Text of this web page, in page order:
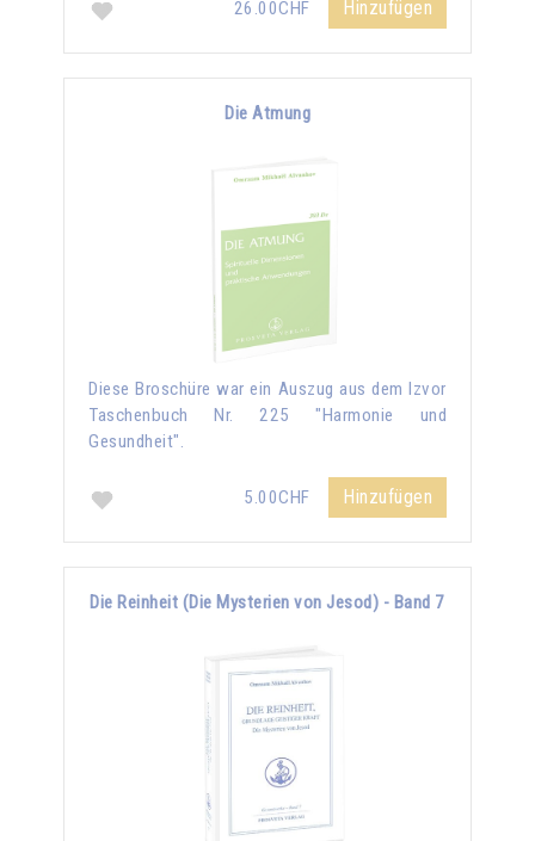
26.00CHF
Hinzufügen
Die Atmung
Diese Broschüre war ein Auszug aus dem Izvor
Taschenbuch Nr. 225 "Harmonie und
Gesundheit".
5.00CHF Hinzufügen
Die Reinheit (Die Mysterien von Jesod) - Band 7